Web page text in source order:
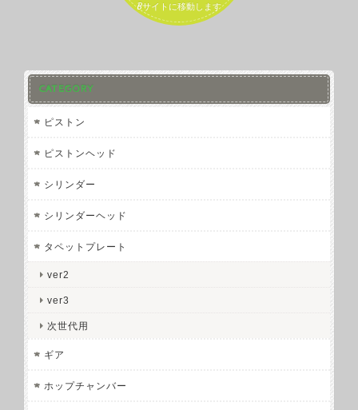
Bサイトに移動します
CATEGORY
ピストン
ピストンヘッド
シリンダー
シリンダーヘッド
タペットプレート
ver2
ver3
次世代用
ギア
ホップチャンバー